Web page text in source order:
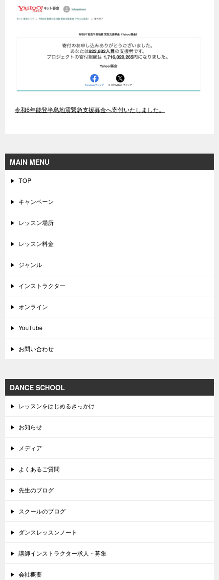
令和6年能登半島地震緊急支援募金へ寄付いたしました。
MAIN MENU
TOP
キャンペーン
レッスン場所
レッスン料金
ジャンル
インストラクター
オンライン
YouTube
お問い合わせ
DANCE SCHOOL
レッスンをはじめるきっかけ
お知らせ
メディア
よくあるご質問
先生のブログ
スクールのブログ
ダンスレッスンノート
講師インストラクター求人・募集
会社概要